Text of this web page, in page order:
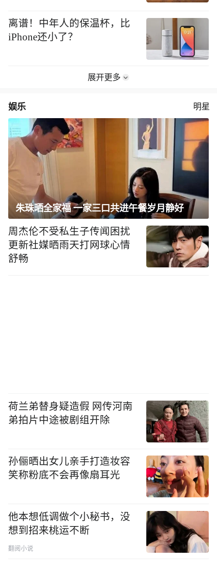
离谱！中年人的保温杯，比
iPhone还小了？
展开更多
娱乐 明星
朱珠晒全家福 一家三口共进午餐岁月静好
周杰伦不受私生子传闻困扰
更新社媒晒雨天打网球心情
舒畅
荷兰弟替身疑造假 网传河南
弟拍片中途被剧组开除
孙俪晒出女儿亲手打造妆容
笑称粉底不会再像扇耳光
他本想低调做个小秘书，没
想到招来桃运不断
翻阅小说